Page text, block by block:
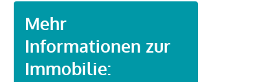
Mehr
Informationen zur
Immobilie: